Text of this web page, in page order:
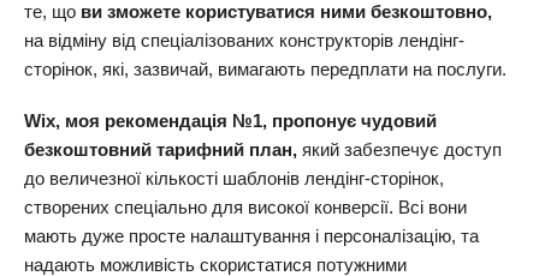
те, що ви зможете користуватися ними безкоштовно,
на відміну від спеціалізованих конструкторів лендінг-
сторінок, які, зазвичай, вимагають передплати на послуги.
Wix, моя рекомендація №1, пропонує чудовий
безкоштовний тарифний план, який забезпечує доступ
до величезної кількості шаблонів лендінг-сторінок,
створених спеціально для високої конверсії. Всі вони
мають дуже просте налаштування і персоналізацію, та
надають можливість скористатися потужними